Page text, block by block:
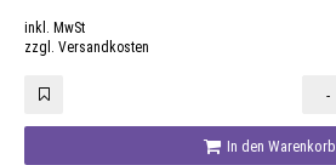
inkl. MwSt
zzgl. Versandkosten
-
In den Warenkorb